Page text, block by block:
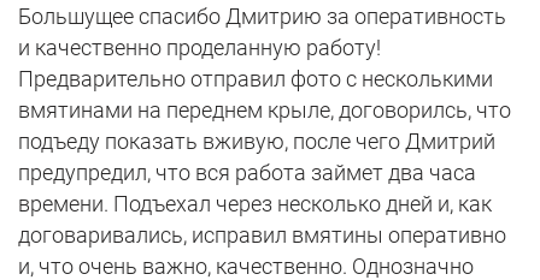
Большущее спасибо Дмитрию за оперативность
и качественно проделанную работу!
Предварительно отправил фото с несколькими
вмятинами на переднем крыле, договорилсь, что
подъеду показать вживую, после чего Дмитрий
предупредил, что вся работа займет два часа
времени. Подъехал через несколько дней и, как
договаривались, исправил вмятины оперативно
и, что очень важно, качественно. Однозначно